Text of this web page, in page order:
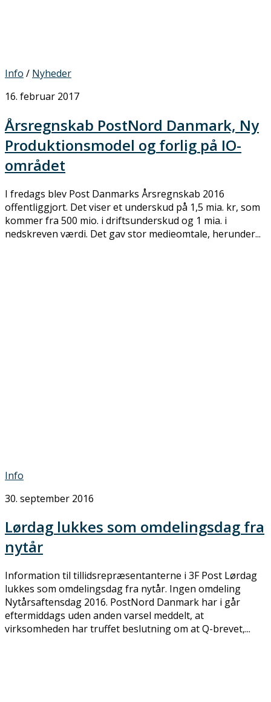
Info / Nyheder
16. februar 2017
Årsregnskab PostNord Danmark, Ny
Produktionsmodel og forlig på IO-
området
I fredags blev Post Danmarks Årsregnskab 2016
offentliggjort. Det viser et underskud på 1,5 mia. kr, som
kommer fra 500 mio. i driftsunderskud og 1 mia. i
nedskreven værdi. Det gav stor medieomtale, herunder...
Info
30. september 2016
Lørdag lukkes som omdelingsdag fra
nytår
Information til tillidsrepræsentanterne i 3F Post Lørdag
lukkes som omdelingsdag fra nytår. Ingen omdeling
Nytårsaftensdag 2016. PostNord Danmark har i går
eftermiddags uden anden varsel meddelt, at
virksomheden har truffet beslutning om at Q-brevet,...